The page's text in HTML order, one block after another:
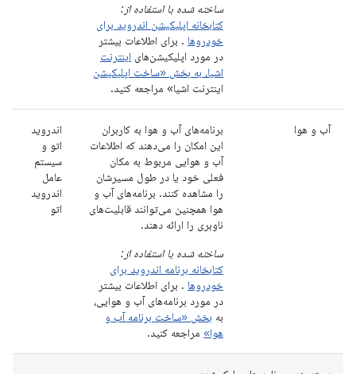
ساخته شده با استفاده از:
کتابخانه اپلیکیشن اندروید برای
خودروها . برای اطلاعات بیشتر
در مورد اپلیکیشن‌های اینترنت
اشیا، به بخش «ساخت اپلیکیشن
اینترنت اشیا» مراجعه کنید.
آب و هوا
برنامه‌های آب و هوا به کاربران
این امکان را می‌دهند که اطلاعات
آب و هوایی مربوط به مکان
فعلی خود یا در طول مسیرشان
را مشاهده کنند. برنامه‌های آب و
هوا همچنین می‌توانند قابلیت‌های
ناوبری را ارائه دهند.
ساخته شده با استفاده از:
کتابخانه برنامه اندروید برای
خودروها . برای اطلاعات بیشتر
در مورد برنامه‌های آب و هوایی،
به بخش «ساخت برنامه آب و
هوا» مراجعه کنید.
اندروید
اتو و
سیستم
عامل
اندروید
اتو